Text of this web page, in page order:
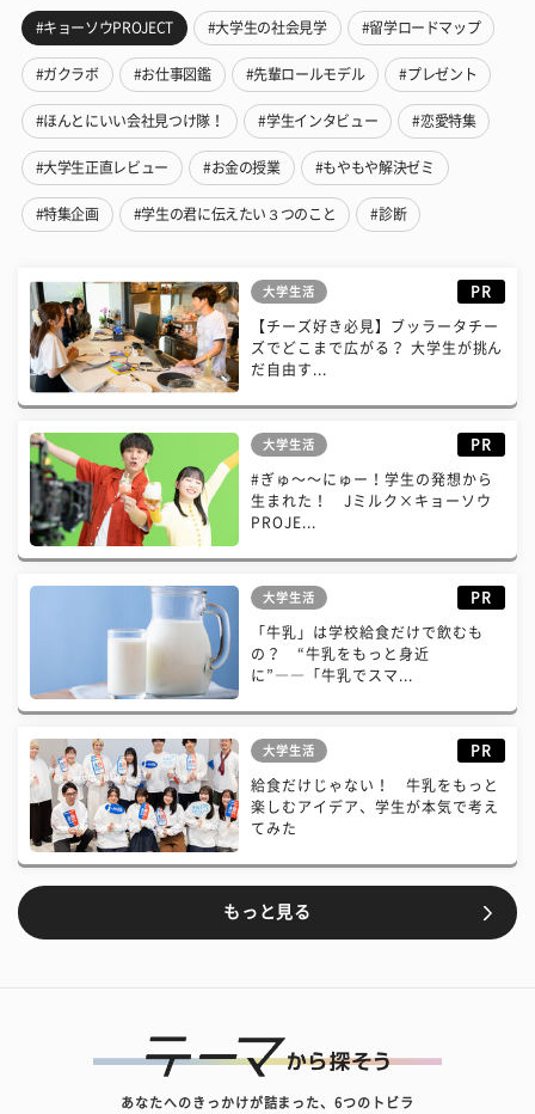
#キョーソウPROJECT #大学生の社会見学 #留学ロードマップ
#ガクラボ #お仕事図鑑 #先輩ロールモデル #プレゼント
#ほんとにいい会社見つけ隊！ #学生インタビュー #恋愛特集
#大学生正直レビュー #お金の授業 #もやもや解決ゼミ
#特集企画 #学生の君に伝えたい３つのこと #診断
大学生活 PR
【チーズ好き必見】ブッラータチー
ズでどこまで広がる？ 大学生が挑ん
だ自由す...
大学生活 PR
#ぎゅ〜〜にゅー！学生の発想から
生まれた！ Jミルク×キョーソウ
PROJE...
大学生活 PR
「牛乳」は学校給食だけで飲むも
の？ “牛乳をもっと身近
に”――「牛乳でスマ...
大学生活 PR
給食だけじゃない！ 牛乳をもっと
楽しむアイデア、学生が本気で考え
てみた
もっと見る
あなたへのきっかけが詰まった、6つのトビラ